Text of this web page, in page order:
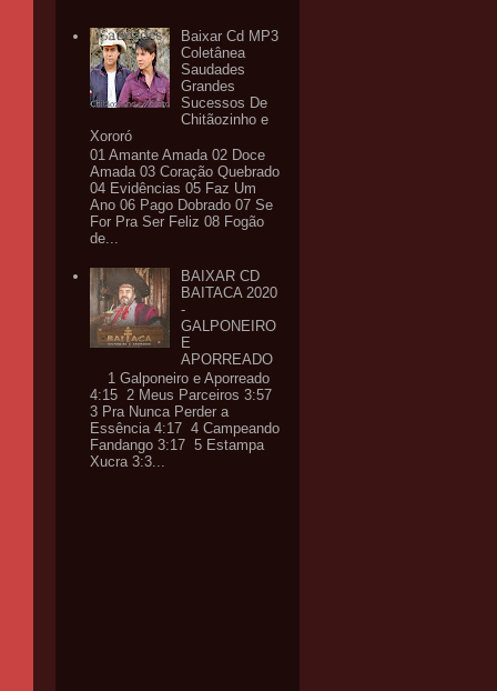
Baixar Cd MP3
Coletânea
Saudades
Grandes
Sucessos De
Chitãozinho e
Xororó
01 Amante Amada 02 Doce
Amada 03 Coração Quebrado
04 Evidências 05 Faz Um
Ano 06 Pago Dobrado 07 Se
For Pra Ser Feliz 08 Fogão
de...
BAIXAR CD
BAITACA 2020
-
GALPONEIRO
E
APORREADO
1 Galponeiro e Aporreado
4:15 2 Meus Parceiros 3:57
3 Pra Nunca Perder a
Essência 4:17 4 Campeando
Fandango 3:17 5 Estampa
Xucra 3:3...